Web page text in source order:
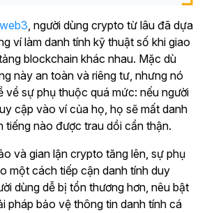
web3, người dùng crypto từ lâu đã dựa
ví làm danh tính kỹ thuật số khi giao
blockchain khác nhau. Mặc dù
này an toàn và riêng tư, nhưng nó
về sự phụ thuộc quá mức: nếu người
cập vào ví của họ, họ sẽ mất danh
tiếng nào được trau dồi cẩn thận.
và gian lận crypto tăng lên, sự phụ
một cách tiếp cận danh tính duy
dùng dễ bị tổn thương hơn, nêu bật
pháp bảo vệ thông tin danh tính cá